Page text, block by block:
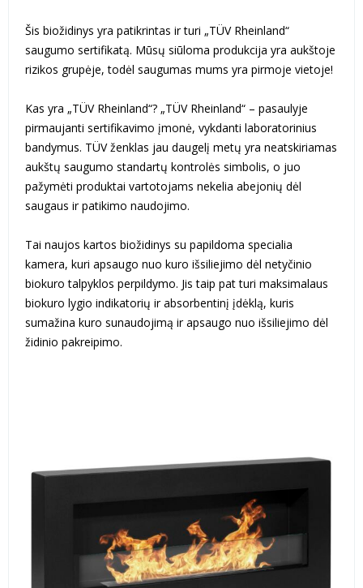
Šis biožidinys yra patikrintas ir turi „TÜV Rheinland“
saugumo sertifikatą. Mūsų siūloma produkcija yra aukštoje
rizikos grupėje, todėl saugumas mums yra pirmoje vietoje!
Kas yra „TÜV Rheinland“? „TÜV Rheinland“ – pasaulyje
pirmaujanti sertifikavimo įmonė, vykdanti laboratorinius
bandymus. TÜV ženklas jau daugelį metų yra neatskiriamas
aukštų saugumo standartų kontrolės simbolis, o juo
pažymėti produktai vartotojams nekelia abejonių dėl
saugaus ir patikimo naudojimo.
Tai naujos kartos biožidinys su papildoma specialia
kamera, kuri apsaugo nuo kuro išsiliejimo dėl netyčinio
biokuro talpyklos perpildymo. Jis taip pat turi maksimalaus
biokuro lygio indikatorių ir absorbentinį įdėklą, kuris
sumažina kuro sunaudojimą ir apsaugo nuo išsiliejimo dėl
židinio pakreipimo.